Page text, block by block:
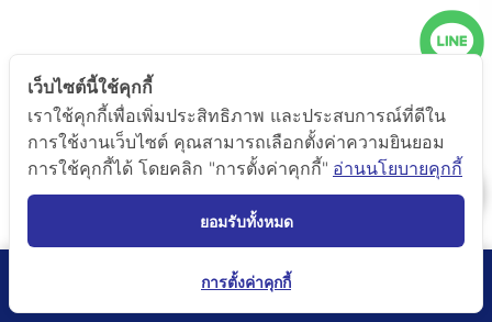
เว็บไซต์นี้ใช้คุกกี้
เราใช้คุกกี้เพื่อเพิ่มประสิทธิภาพ และประสบการณ์ที่ดีใน
การใช้งานเว็บไซต์ คุณสามารถเลือกตั้งค่าความยินยอม
การใช้คุกกี้ได้ โดยคลิก "การตั้งค่าคุกกี้" อ่านนโยบายคุกกี้
ยอมรับทั้งหมด
การตั้งค่าคุกกี้